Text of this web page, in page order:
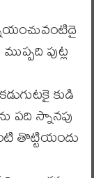
పుట్ల
కుడి
పది స్నానపు
తొట్టియందు